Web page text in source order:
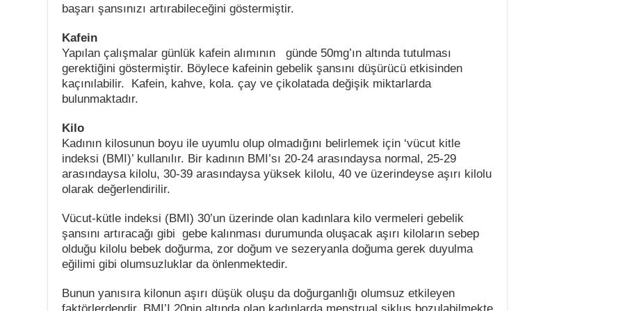
başarı şansınızı artırabileceğini göstermiştir.
Kafein
Yapılan çalışmalar günlük kafein alımının günde 50mg’ın altında tutulması
gerektiğini göstermiştir. Böylece kafeinin gebelik şansını düşürücü etkisinden
kaçınılabilir. Kafein, kahve, kola. çay ve çikolatada değişik miktarlarda
bulunmaktadır.
Kilo
Kadının kilosunun boyu ile uyumlu olup olmadığını belirlemek için ‘vücut kitle
indeksi (BMI)’ kullanılır. Bir kadının BMI’sı 20-24 arasındaysa normal, 25-29
arasındaysa kilolu, 30-39 arasındaysa yüksek kilolu, 40 ve üzerindeyse aşırı kilolu
olarak değerlendirilir.
Vücut-kütle indeksi (BMI) 30’un üzerinde olan kadınlara kilo vermeleri gebelik
şansını artıracağı gibi gebe kalınması durumunda oluşacak aşırı kiloların sebep
olduğu kilolu bebek doğurma, zor doğum ve sezeryanla doğuma gerek duyulma
eğilimi gibi olumsuzluklar da önlenmektedir.
Bunun yanısıra kilonun aşırı düşük oluşu da doğurganlığı olumsuz etkileyen
faktörlerdendir. BMI’I 20nin altında olan kadınlarda menstrual siklus bozulabilmekte